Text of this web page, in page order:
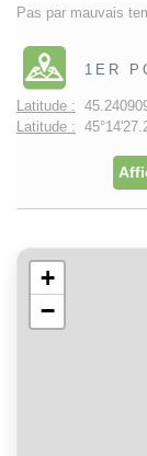
Pas par mauvais
1ER
Latitude :
Latitude :
+
−